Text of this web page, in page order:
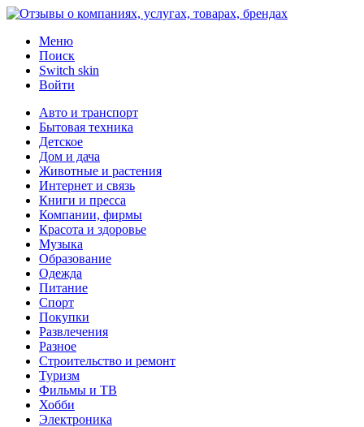
Меню
Поиск
Switch skin
Войти
Авто и транспорт
Бытовая техника
Детское
Дом и дача
Животные и растения
Интернет и связь
Книги и пресса
Компании, фирмы
Красота и здоровье
Музыка
Образование
Одежда
Питание
Спорт
Покупки
Развлечения
Разное
Строительство и ремонт
Туризм
Фильмы и ТВ
Хобби
Электроника